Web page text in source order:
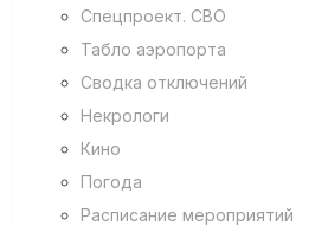
Спецпроект. СВО
Табло аэропорта
Сводка отключений
Некрологи
Кино
Погода
Расписание мероприятий